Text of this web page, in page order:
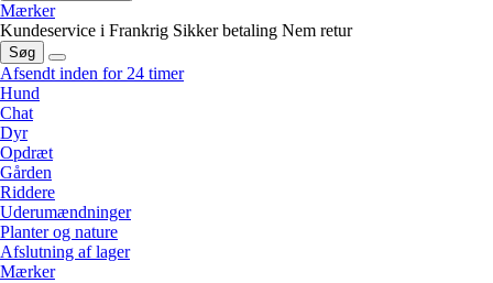
Mærker
Kundeservice i Frankrig Sikker betaling Nem retur
Søg
Afsendt inden for 24 timer
Hund
Chat
Dyr
Opdræt
Gården
Riddere
Uderumændninger
Planter og nature
Afslutning af lager
Mærker